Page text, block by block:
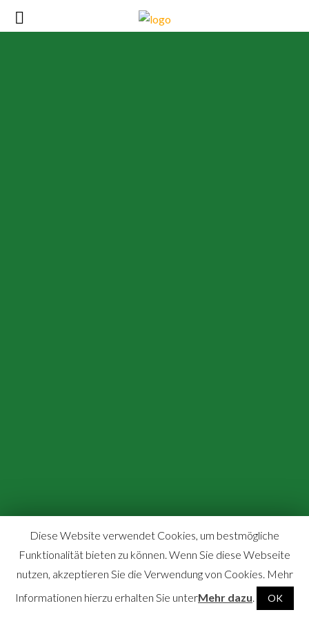
Diese Website verwendet Cookies, um bestmögliche
Funktionalität bieten zu können. Wenn Sie diese Webseite
nutzen, akzeptieren Sie die Verwendung von Cookies. Mehr
Informationen hierzu erhalten Sie unterMehr dazu. OK